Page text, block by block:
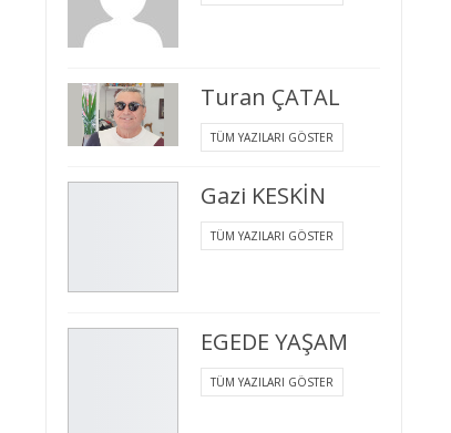
Turan ÇATAL
TÜM YAZILARI GÖSTER
Gazi KESKİN
TÜM YAZILARI GÖSTER
EGEDE YAŞAM
TÜM YAZILARI GÖSTER